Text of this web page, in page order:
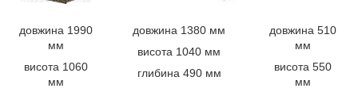
довжина 1990
мм
висота 1060
мм
довжина 1380 мм
висота 1040 мм
глибина 490 мм
довжина 510
мм
висота 550
мм